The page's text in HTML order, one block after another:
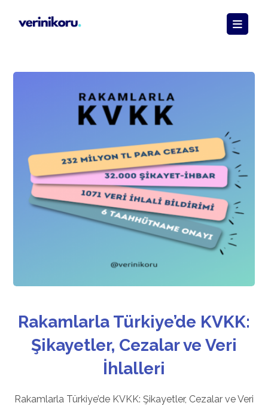
Rakamlarla Türkiye’de KVKK:
Şikayetler, Cezalar ve Veri
İhlalleri
Rakamlarla Türkiye’de KVKK: Şikayetler, Cezalar ve Veri